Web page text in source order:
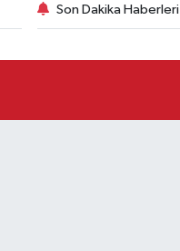
Son Dakika Haberleri